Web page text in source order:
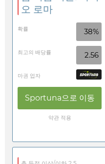
오 로마
확률 38%
최고의 배당률 2.56
마권 업자
Sportuna으로 이동
약관 적용